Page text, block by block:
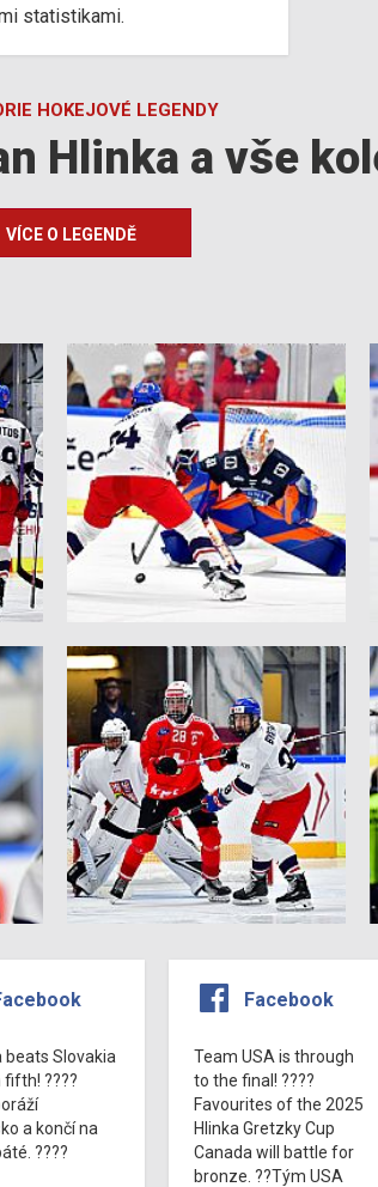
statistikami.
HOKEJOVÉ LEGENDY
Hlinka a vše
VÍCE O LEGENDĚ
beats Slovakia
????
a končí na
????
Facebook
Team USA is through
to the final! ????
Favourites of the 2025
Hlinka Gretzky Cup
Canada will battle for
bronze. ??Tým USA